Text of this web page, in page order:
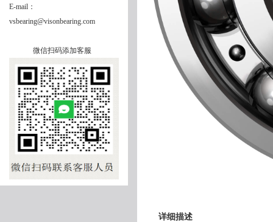
E-mail：
vsbearing@visonbearing.com
微信扫码添加客服
详细描述